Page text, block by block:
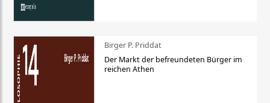
Birger P. Priddat
Der Markt der befreundeten Bürger im
reichen Athen